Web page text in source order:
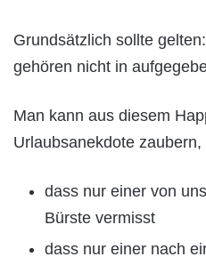
Grundsätzlich sollte
gehören nicht in
Man kann aus diesem
Urlaubsanekdote zaubern,
dass nur einer von
Bürste vermisst
dass nur einer nach